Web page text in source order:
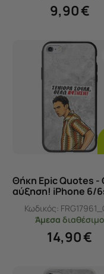
9,90€
Θήκη Epic Quotes -
αύξηση! iPhone 6/
Groove TPU
Glass και TPU)
Κωδικός:
Άμεσα διαθέσιμο
14,90€